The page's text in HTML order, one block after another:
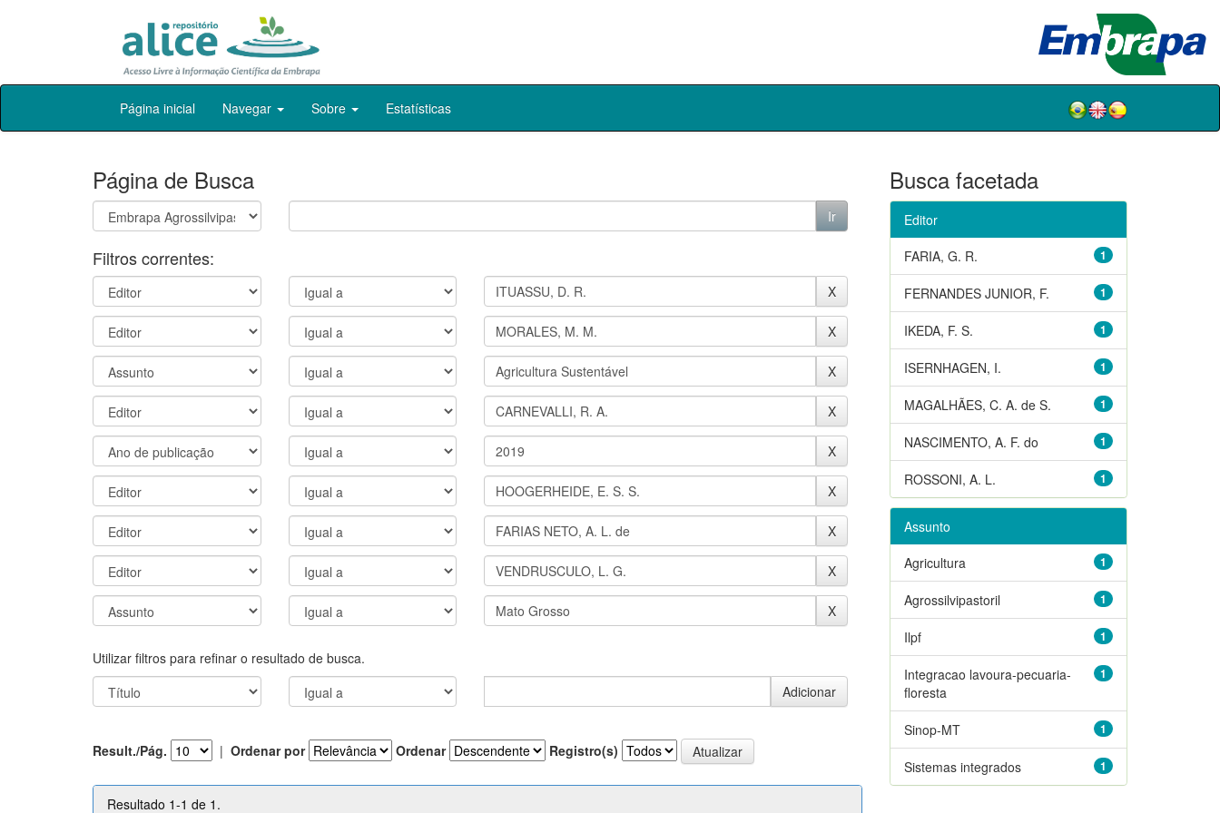
Skip
Página inicial Navegar Sobre Estatísticas
Página de Busca
Filtros correntes:
Utilizar filtros para refinar o resultado de busca.
Result./Pág. | Ordenar por Ordenar Registro(s)
Resultado 1-1 de 1.
Busca facetada
Editor
1
FARIA, G. R.
1
FERNANDES JUNIOR, F.
1
IKEDA, F. S.
1
ISERNHAGEN, I.
1
MAGALHÃES, C. A. de S.
1
NASCIMENTO, A. F. do
1
ROSSONI, A. L.
Assunto
1
Agricultura
1
Agrossilvipastoril
1
Ilpf
1
Integracao lavoura-pecuaria-
floresta
1
Sinop-MT
1
Sistemas integrados